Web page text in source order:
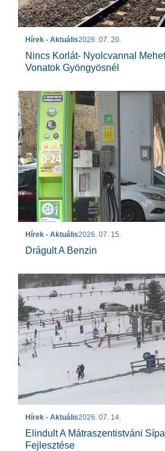
Hírek - Aktuális2026. 07. 20.
Nincs Korlát- Nyolcvannal
Vonatok Gyöngyösnél
Hírek - Aktuális2026. 07. 15.
Drágult A Benzin
Hírek - Aktuális2026. 07. 14.
Elindult A Mátraszentistváni
Fejlesztése